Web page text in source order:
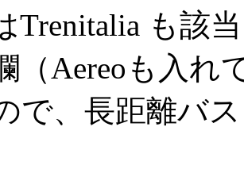
Trenitalia も該
（Aereoも入れ
で、長距離バ